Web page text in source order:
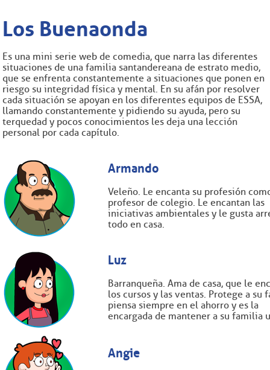
Los Buenaonda
Es una mini serie web de comedia, que narra las diferentes
situaciones de una familia santandereana de estrato medio,
que se enfrenta constantemente a situaciones que ponen en
riesgo su integridad física y mental. En su afán por resolver
cada situación se apoyan en los diferentes equipos de ESSA,
llamando constantemente y pidiendo su ayuda, pero su
terquedad y pocos conocimientos les deja una lección
personal por cada capítulo.
Armando
Veleño. Le encanta su profesión
profesor de colegio. Le encantan las
iniciativas ambientales y le gusta
todo en casa.
Luz
Barranqueña. Ama de casa, que le
los cursos y las ventas. Protege a su
piensa siempre en el ahorro y es la
encargada de mantener a su familia
Angie